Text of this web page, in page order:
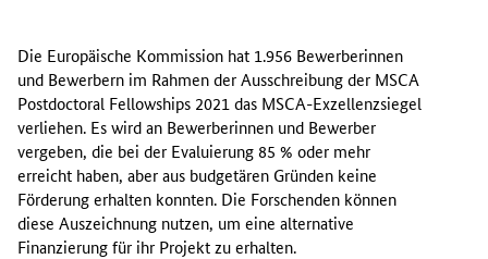
i
e
E
u
r
o
p
ä
i
Die Europäische Kommission hat 1.956 Bewerberinnen
und Bewerbern im Rahmen der Ausschreibung der MSCA
Postdoctoral Fellowships 2021 das MSCA-Exzellenzsiegel
verliehen. Es wird an Bewerberinnen und Bewerber
vergeben, die bei der Evaluierung 85 % oder mehr
erreicht haben, aber aus budgetären Gründen keine
Förderung erhalten konnten. Die Forschenden können
diese Auszeichnung nutzen, um eine alternative
Finanzierung für ihr Projekt zu erhalten.